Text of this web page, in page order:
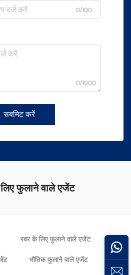
0/100
0/1000
सबमिट करें
लिए फुलाने वाले एजेंट
रबर के लिए फुलाने वाले एजेंट
भौतिक फुलाने वाले एजेंट